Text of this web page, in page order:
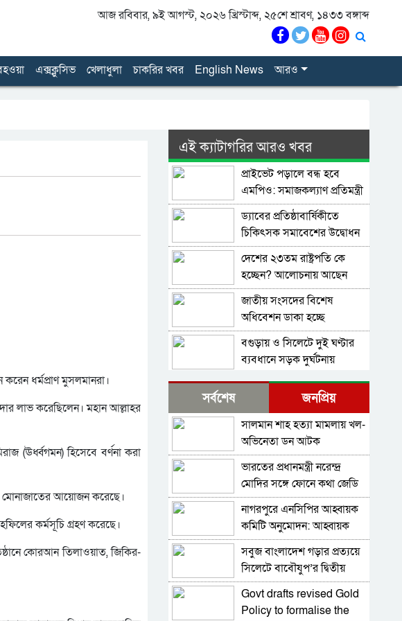
আজ রবিবার, ৯ই আগস্ট, ২০২৬ খ্রিস্টাব্দ, ২৫শে শ্রাবণ, ১৪৩৩ বঙ্গাব্দ
এক্সক্লুসিভ খেলাধুলা চাকরির খবর English News আরও
ধর্মপ্রাণ মুসলমানরা।
লাভ করেছিলেন। মহান আল্লাহর
(ঊর্ধ্বগমন) হিসেবে বর্ণনা করা
মোনাজাতের আয়োজন করেছে।
কর্মসূচি গ্রহণ করেছে।
কোরআন তিলাওয়াত, জিকির-
এই ক্যাটাগরির আরও খবর
প্রাইভেট পড়ালে বন্ধ হবে
এমপিও: সমাজকল্যাণ প্রতিমন্ত্রী
ড্যাবের প্রতিষ্ঠাবার্ষিকীতে
চিকিৎসক সমাবেশের উদ্বোধন
করলেন প্রধানমন্ত্রী
দেশের ২৩তম রাষ্ট্রপতি কে
হচ্ছেন? আলোচনায় আছেন
কারা?
জাতীয় সংসদের বিশেষ
অধিবেশন ডাকা হচ্ছে
বগুড়ায় ও সিলেটে দুই ঘণ্টার
ব্যবধানে সড়ক দুর্ঘটনায়
বিমানবন্দরে ভিআইপি-
সিআইপিসহ সবাইকে তল্লাশির
নির্দেশ
বিটিভির মহাপরিচালক হলেন
কাজী জেসিন
র‍্যাব বিলুপ্ত করে আনা হচ্ছে
নতুন বাহিনী
ভারত সফরের সিদ্ধান্ত প্রধানমন্ত্রী
নেবেন: পররাষ্ট্র প্রতিমন্ত্রী
সচিব পদে পদোন্নতি পেলেন
জেসমিন নাহার
পুলিশের ৭ কর্মকর্তাকে বদলি
সর্বশেষ জনপ্রিয়
সালমান শাহ হত্যা মামলায় খল-
অভিনেতা ডন আটক
ভারতের প্রধানমন্ত্রী নরেন্দ্র
মোদির সঙ্গে ফোনে কথা জেডি
ভ্যান্সের, গভীর হচ্ছে ভারত-
যুক্তরাষ্ট্র সম্পর্ক
নাগরপুরে এনসিপির আহ্বায়ক
কমিটি অনুমোদন: আহ্বায়ক
তারিয়াশ পলাশ, সদস্য সচিব
সরদার আশরাফ
সবুজ বাংলাদেশ গড়ার প্রত্যয়ে
সিলেটে বাবৌযুপ’র দ্বিতীয়
পর্যায়ে বৃক্ষরোপণ কর্মসূচি
সম্পন্ন
Govt drafts revised Gold
Policy to formalise the